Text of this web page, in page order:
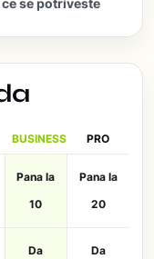
se potriveste
BUSINESS PRO
Pana la
10
Pana la
20
Da Da